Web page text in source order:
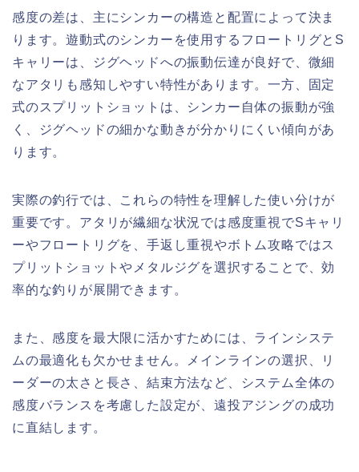
感度の差は、主にシンカーの構造と配置によって決ま
ります。遊動式のシンカーを使用するフロートリグとS
キャリーは、ジグヘッドへの振動伝達が良好で、微細
なアタリも感知しやすい特性があります。一方、固定
式のスプリットショットは、シンカー自体の振動が強
く、ジグヘッドの細かな動きが分かりにくい傾向があ
ります。
実際の釣行では、これらの特性を理解した使い分けが
重要です。アタリが繊細な状況では感度重視でSキャリ
ーやフロートリグを、手返し重視やボトム攻略ではス
プリットショットやメタルジグを選択することで、効
率的な釣りが展開できます。
また、感度を最大限に活かすためには、ラインシステ
ムの最適化も欠かせません。メインラインの選択、リ
ーダーの太さと長さ、結束方法など、システム全体の
感度バランスを考慮した設定が、遠投アジングの成功
に直結します。